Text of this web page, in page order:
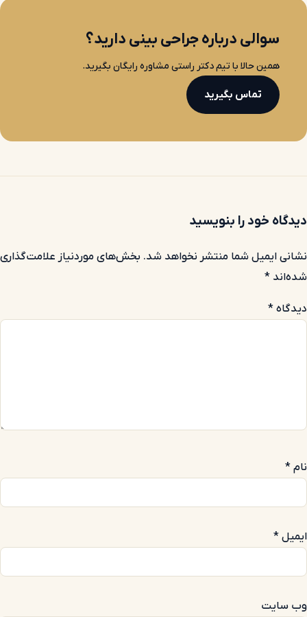
سوالی درباره جراحی بینی دارید؟
همین حالا با تیم دکتر راستی مشاوره رایگان بگیرید.
تماس بگیرید
دیدگاه خود را بنویسید
نشانی ایمیل شما منتشر نخواهد شد. بخش‌های موردنیاز علامت‌گذاری
شده‌اند *
دیدگاه *
نام *
ایمیل *
وب‌ سایت